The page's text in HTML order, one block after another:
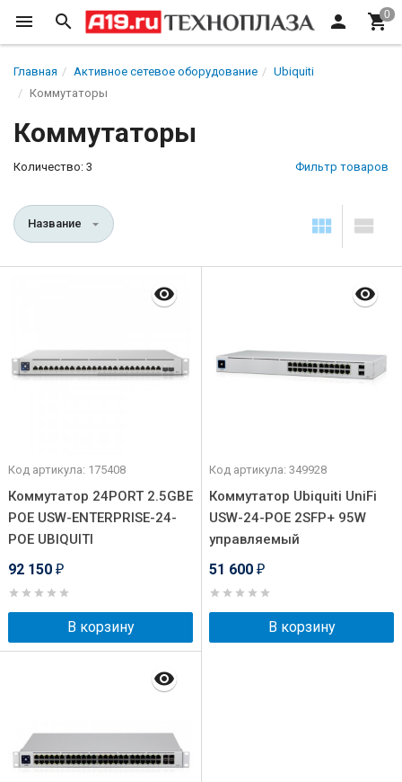
Главная Активное сетевое оборудование
Ubiquiti
Коммутаторы
Коммутаторы
Количество: 3 Фильтр товаров
Название
Код артикула: 175408
Коммутатор 24PORT 2.5GBE
POE USW-ENTERPRISE-24-
POE UBIQUITI
92 150 ₽
В корзину
Код артикула: 349928
Коммутатор Ubiquiti UniFi
USW-24-POE 2SFP+ 95W
управляемый
51 600 ₽
В корзину